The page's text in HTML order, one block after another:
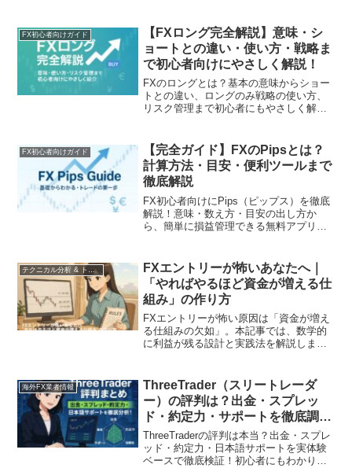
FX初心者向けガイド
【FXロング完全解説】意味・シ
ョートとの違い・使い方・戦略ま
で初心者向けにやさしく解説！
FXのロングとは？基本の意味からショー
トとの違い、ロングのみ戦略の使い方、
リスク管理まで初心者にもやさしく解
FX初心者向けガイド
【完全ガイド】FXのPipsとは？
計算方法・目安・便利ツールまで
徹底解説
FX初心者向けにPips（ピップス）を徹底
解説！意味・数え方・目安の出し方か
ら、簡単に損益管理できる無料アプリ活
とめました。
テクニカル分析 & トレード戦略
FXエントリーが怖いあなたへ｜
「やればやるほど資金が増える仕
組み」の作り方
FXエントリーが怖い原因は「資金が増え
る仕組みの欠如」。本記事では、数学的
に利益が残る設計と実践法を解説しま
海外FX業者情報
ThreeTrader（スリートレーダ
ー）の評判は？出金・スプレッ
ド・約定力・サポートを徹底調
査！
ThreeTraderの評判は本当？出金・スプレ
ッド・約定力・日本語サポートを実体験
ベースで徹底検証！初心者にもわかりや